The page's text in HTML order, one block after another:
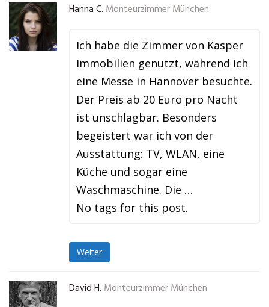
Hanna C. Monteurzimmer München
Ich habe die Zimmer von Kasper
Immobilien genutzt, während ich
eine Messe in Hannover besuchte.
Der Preis ab 20 Euro pro Nacht
ist unschlagbar. Besonders
begeistert war ich von der
Ausstattung: TV, WLAN, eine
Küche und sogar eine
Waschmaschine. Die …
No tags for this post.
Weiter
David H. Monteurzimmer München